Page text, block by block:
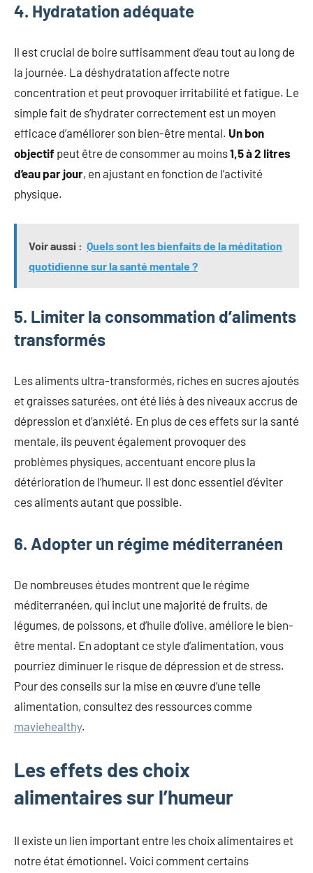
4. Hydratation adéquate
Il est crucial de boire suffisamment d’eau tout au long de
la journée. La déshydratation affecte notre
concentration et peut provoquer irritabilité et fatigue. Le
simple fait de s’hydrater correctement est un moyen
efficace d’améliorer son bien-être mental. Un bon
objectif peut être de consommer au moins1,5 à 2 litres
d’eau par jour, en ajustant en fonction de l’activité
physique.
Voir aussi : Quels sont les bienfaits de la méditation
quotidienne sur la santé mentale ?
5. Limiter la consommation d’aliments
transformés
Les aliments ultra-transformés, riches en sucres ajoutés
et graisses saturées, ont été liés à des niveaux accrus de
dépression et d’anxiété. En plus de ces effets sur la santé
mentale, ils peuvent également provoquer des
problèmes physiques, accentuant encore plus la
détérioration de l’humeur. Il est donc essentiel d’éviter
ces aliments autant que possible.
6. Adopter un régime méditerranéen
De nombreuses études montrent que le régime
méditerranéen, qui inclut une majorité de fruits, de
légumes, de poissons, et d’huile d’olive, améliore le bien-
être mental. En adoptant ce style d’alimentation, vous
pourriez diminuer le risque de dépression et de stress.
Pour des conseils sur la mise en œuvre d’une telle
alimentation, consultez des ressources comme
maviehealthy.
Les effets des choix
alimentaires sur l’humeur
Il existe un lien important entre les choix alimentaires et
notre état émotionnel. Voici comment certains